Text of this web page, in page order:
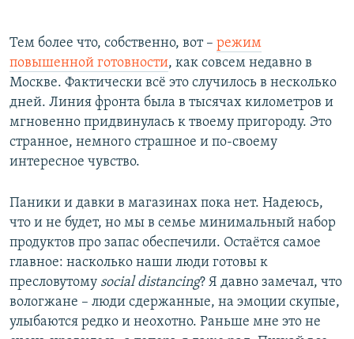
Тем более что, собственно, вот – режим
повышенной готовности, как совсем недавно в
Москве. Фактически всё это случилось в несколько
дней. Линия фронта была в тысячах километров и
мгновенно придвинулась к твоему пригороду. Это
странное, немного страшное и по-своему
интересное чувство.
Паники и давки в магазинах пока нет. Надеюсь,
что и не будет, но мы в семье минимальный набор
продуктов про запас обеспечили. Остаётся самое
главное: насколько наши люди готовы к
пресловутому social distancing? Я давно замечал, что
вологжане – люди сдержанные, на эмоции скупые,
улыбаются редко и неохотно. Раньше мне это не